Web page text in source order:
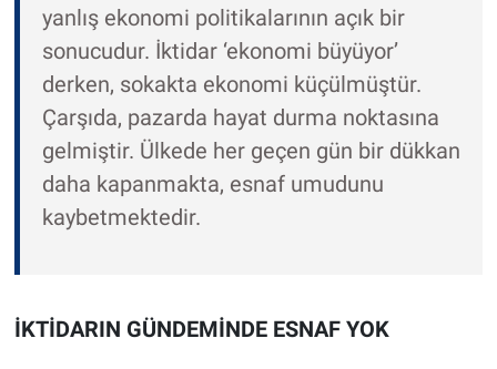
yanlış ekonomi politikalarının açık bir
sonucudur. İktidar ‘ekonomi büyüyor’
derken, sokakta ekonomi küçülmüştür.
Çarşıda, pazarda hayat durma noktasına
gelmiştir. Ülkede her geçen gün bir dükkan
daha kapanmakta, esnaf umudunu
kaybetmektedir.
İKTİDARIN GÜNDEMİNDE ESNAF YOK